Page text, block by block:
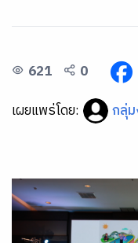
621 0
เผยแพร่โดย:
กลุ่